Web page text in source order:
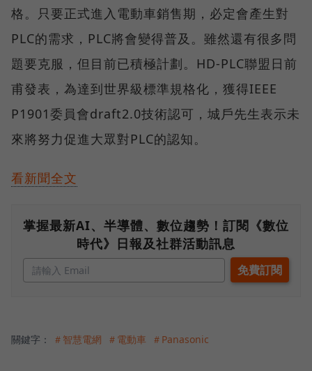
格。只要正式進入電動車銷售期，必定會產生對
PLC的需求，PLC將會變得普及。雖然還有很多問
題要克服，但目前已積極計劃。HD-PLC聯盟日前
甫發表，為達到世界級標準規格化，獲得IEEE
P1901委員會draft2.0技術認可，城戶先生表示未
來將努力促進大眾對PLC的認知。
看新聞全文
掌握最新AI、半導體、數位趨勢！訂閱《數位
時代》日報及社群活動訊息
關鍵字： ＃智慧電網 ＃電動車 ＃Panasonic